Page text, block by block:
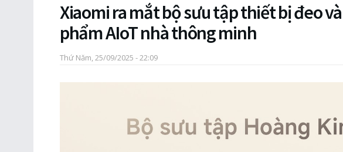
Xiaomi ra mắt bộ sưu tập thiết bị đeo
phẩm AIoT nhà thông minh
Thứ Năm, 25/09/2025 - 22:09